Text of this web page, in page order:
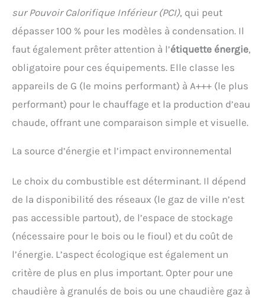
sur Pouvoir Calorifique Inférieur (PCI), qui peut
dépasser 100 % pour les modèles à condensation. Il
faut également prêter attention à l’étiquette énergie,
obligatoire pour ces équipements. Elle classe les
appareils de G (le moins performant) à A+++ (le plus
performant) pour le chauffage et la production d’eau
chaude, offrant une comparaison simple et visuelle.
La source d’énergie et l’impact environnemental
Le choix du combustible est déterminant. Il dépend
de la disponibilité des réseaux (le gaz de ville n’est
pas accessible partout), de l’espace de stockage
(nécessaire pour le bois ou le fioul) et du coût de
l’énergie. L’aspect écologique est également un
critère de plus en plus important. Opter pour une
chaudière à granulés de bois ou une chaudière gaz à